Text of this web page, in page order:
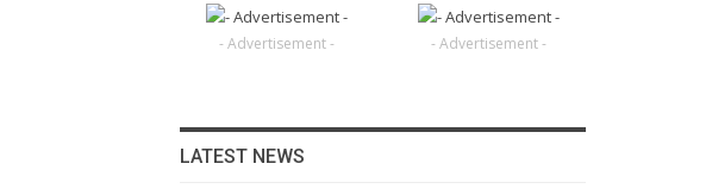
- Advertisement - - Advertisement -
LATEST NEWS